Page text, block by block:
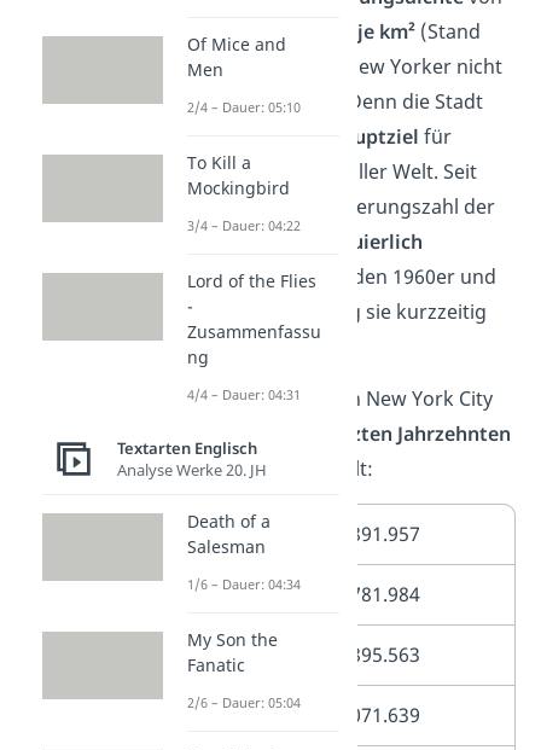
10.356 Einwohner je km² (Stand
2020), haben die New Yorker nicht
gerade viel Platz. Denn die Stadt
Hauptziel für
Einwanderer aus aller Welt. Seit
1750 ist die Bevölkerungszahl der
Metropole
kontinuierlich
gestiegen. Nur in den 1960er und
1980er Jahren ging sie kurzzeitig
zurück.
Die Bevölkerung in New York City
letzten Jahrzehnten
wie folgt entwickelt:
1950 7.891.957
1960 7.781.984
1970 7.895.563
1980 7.071.639
Of Mice and
Men
2/4 – Dauer: 05:10
To Kill a
Mockingbird
3/4 – Dauer: 04:22
Lord of the Flies
-
Zusammenfassu
ng
4/4 – Dauer: 04:31
Textarten Englisch
Analyse Werke 20. JH
Death of a
Salesman
1/6 – Dauer: 04:34
My Son the
Fanatic
2/6 – Dauer: 05:04